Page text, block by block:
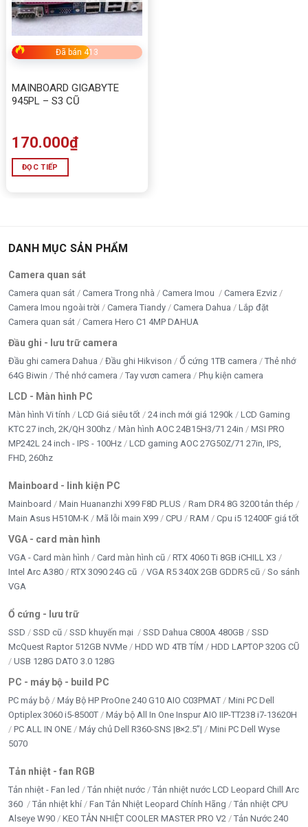
Đã bán 413
MAINBOARD GIGABYTE
945PL – S3 CŨ
170.000₫
ĐỌC TIẾP
DANH MỤC SẢN PHẨM
Camera quan sát
Camera quan sát Camera Trong nhà Camera Imou
Camera Ezviz
Camera Imou ngoài trời
Camera Tiandy Camera Dahua
Lắp đặt
Camera quan sát
Camera Hero C1 4MP DAHUA
Đầu ghi - lưu trữ camera
Đầu ghi camera Dahua Đầu ghi Hikvison Ổ cứng 1TB camera
Thẻ nhớ
64G Biwin
Thẻ nhớ camera Tay vươn camera Phụ kiện camera
LCD - Màn hình PC
Màn hình Vi tính LCD Giá siêu tốt 24 inch mới giá 1290k
LCD Gaming
KTC 27 inch, 2K/QH 300hz
Màn hình AOC 24B15H3/71 24in
MSI PRO
MP242L 24 inch - IPS - 100Hz
LCD gaming AOC 27G50Z/71 27in, IPS,
FHD, 260hz
Mainboard - linh kiện PC
Mainboard Main Huananzhi X99 F8D PLUS
Ram DR4 8G 3200 tản thép
Main Asus H510M-K
Mã lỗi main X99 CPU RAM Cpu i5 12400F giá tốt
VGA - card màn hình
VGA - Card màn hình Card màn hình cũ
RTX 4060 Ti 8GB iCHILL X3
Intel Arc A380
RTX 3090 24G cũ VGA R5 340X 2GB GDDR5 cũ
So sánh
VGA
Ổ cứng - lưu trữ
SSD SSD cũ SSD khuyến mại SSD Dahua C800A 480GB
SSD
McQuest Raptor 512GB NVMe
HDD WD 4TB TÍM
HDD LAPTOP 320G CŨ
USB 128G DATO 3.0 128G
PC - máy bộ - build PC
PC máy bộ Máy Bộ HP ProOne 240 G10 AIO C03PMAT
Mini PC Dell
Optiplex 3060 i5-8500T
Máy bộ All In One Inspur AIO IIP-TT238 i7-13620H
PC ALL IN ONE
Máy chủ Dell R360-SNS |8×2.5”|
Mini PC Dell Wyse
5070
Tản nhiệt - fan RGB
Tản nhiệt - Fan led Tản nhiệt nước
Tản nhiệt nước LCD Leopard Chill Arc
360
Tản nhiệt khí Fan Tản Nhiệt Leopard Chính Hãng
Tản nhiệt CPU
Alseye W90
KEO TẢN NHIỆT COOLER MASTER PRO V2
Tản Nước 240